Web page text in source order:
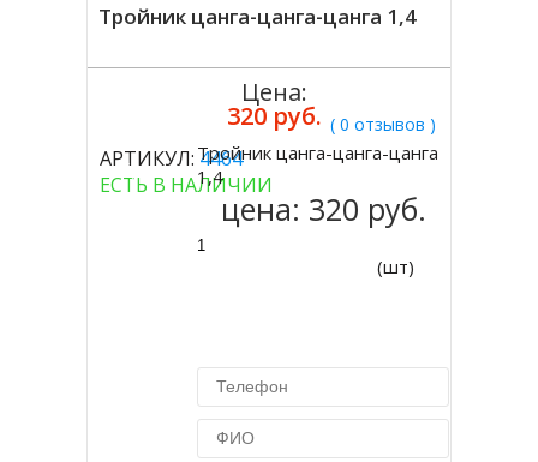
Тройник цанга-цанга-цанга 1,4
( 0 отзывов )
АРТИКУЛ: 4464
ЕСТЬ В НАЛИЧИИ
Цена:
320 руб.
Купить
Тройник цанга-цанга-цанга
1,4
цена: 320 руб.
(шт)